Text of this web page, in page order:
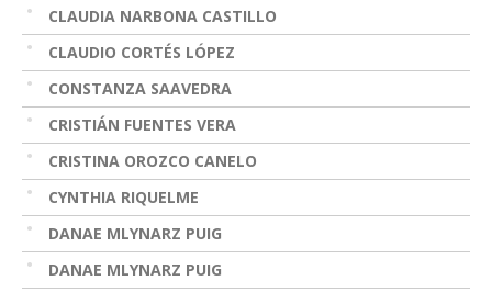
CLAUDIA NARBONA CASTILLO
CLAUDIO CORTÉS LÓPEZ
CONSTANZA SAAVEDRA
CRISTIÁN FUENTES VERA
CRISTINA OROZCO CANELO
CYNTHIA RIQUELME
DANAE MLYNARZ PUIG
DANAE MLYNARZ PUIG